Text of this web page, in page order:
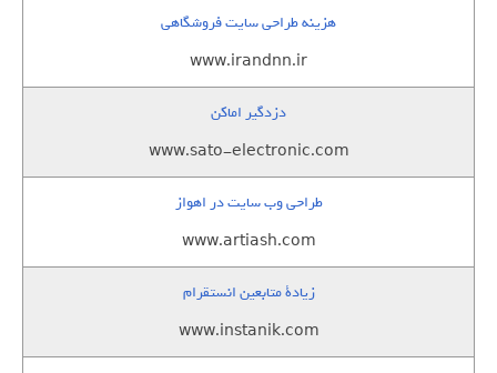
هزینه طراحی سایت فروشگاهی
www.irandnn.ir
دزدگیر اماکن
www.sato-electronic.com
طراحی وب سایت در اهواز
www.artiash.com
زيادة متابعين انستقرام
www.instanik.com